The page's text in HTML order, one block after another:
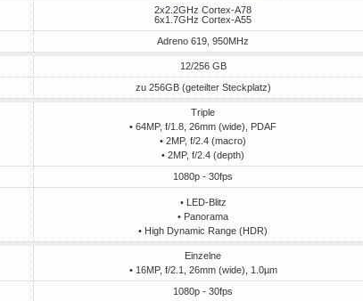
2x2.2GHz Cortex-A78
6x1.7GHz Cortex-A55
Adreno 619, 950MHz
12/256 GB
zu 256GB (geteilter Steckplatz)
Triple
• 64MP, f/1.8, 26mm (wide), PDAF
• 2MP, f/2.4 (macro)
• 2MP, f/2.4 (depth)
1080p - 30fps
• LED-Blitz
• Panorama
• High Dynamic Range (HDR)
Einzelne
• 16MP, f/2.1, 26mm (wide), 1.0µm
1080p - 30fps